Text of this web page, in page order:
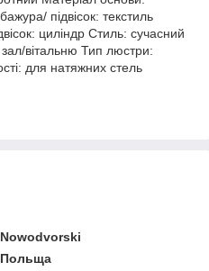
Nowodvorski
Польща